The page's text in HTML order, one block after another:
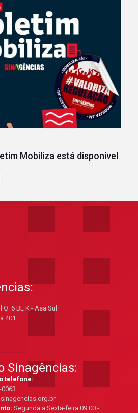
Mobiliza está disponível
6 BL K - Asa Sul
401
Sinagências:
telefone:
Segunda a Sexta-feira 09:00 -